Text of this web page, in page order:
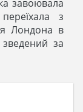
завоювала
з
Лондона в
за
дещо
жертвувати